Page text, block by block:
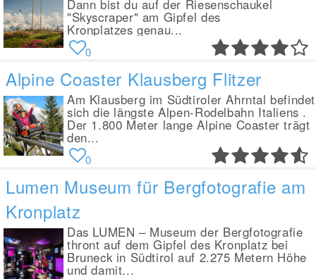
Dann bist du auf der Riesenschaukel
"Skyscraper" am Gipfel des
Kronplatzes genau...
0
Alpine Coaster Klausberg Flitzer
Am Klausberg im Südtiroler Ahrntal befindet
sich die längste Alpen-Rodelbahn Italiens .
Der 1.800 Meter lange Alpine Coaster trägt
den...
0
Lumen Museum für Bergfotografie am
Kronplatz
Das LUMEN – Museum der Bergfotografie
thront auf dem Gipfel des Kronplatz bei
Bruneck in Südtirol auf 2.275 Metern Höhe
und damit...